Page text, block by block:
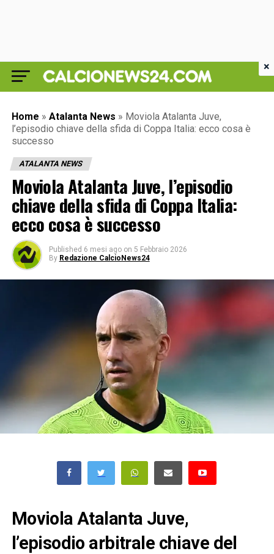
Home » Atalanta News » Moviola Atalanta Juve,
l’episodio chiave della sfida di Coppa Italia: ecco cosa è
successo
ATALANTA NEWS
Moviola Atalanta Juve, l’episodio
chiave della sfida di Coppa Italia:
ecco cosa è successo
Published 6 mesi ago on 5 Febbraio 2026
By Redazione CalcioNews24
Moviola Atalanta Juve,
l’episodio arbitrale chiave del
×